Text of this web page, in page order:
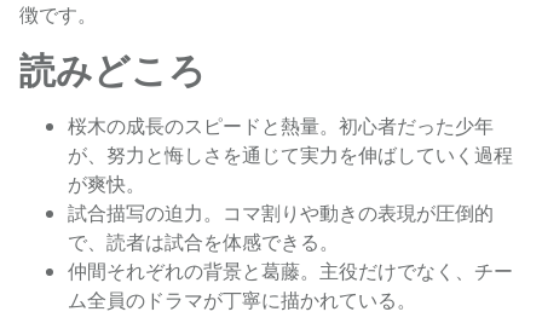
徴です。
読みどころ
桜木の成長のスピードと熱量。初心者だった少年
が、努力と悔しさを通じて実力を伸ばしていく過程
が爽快。
試合描写の迫力。コマ割りや動きの表現が圧倒的
で、読者は試合を体感できる。
仲間それぞれの背景と葛藤。主役だけでなく、チー
ム全員のドラマが丁寧に描かれている。